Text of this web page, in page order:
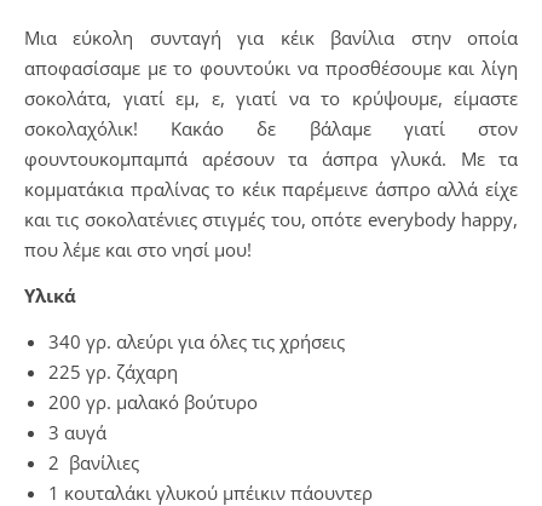
Μια εύκολη συνταγή για κέικ βανίλια στην οποία
αποφασίσαμε με το φουντούκι να προσθέσουμε και λίγη
σοκολάτα, γιατί εμ, ε, γιατί να το κρύψουμε, είμαστε
σοκολαχόλικ! Κακάο δε βάλαμε γιατί στον
φουντουκομπαμπά αρέσουν τα άσπρα γλυκά. Με τα
κομματάκια πραλίνας το κέικ παρέμεινε άσπρο αλλά είχε
και τις σοκολατένιες στιγμές του, οπότε everybody happy,
που λέμε και στο νησί μου!
Υλικά
340 γρ. αλεύρι για όλες τις χρήσεις
225 γρ. ζάχαρη
200 γρ. μαλακό βούτυρο
3 αυγά
2 βανίλιες
1 κουταλάκι γλυκού μπέικιν πάουντερ